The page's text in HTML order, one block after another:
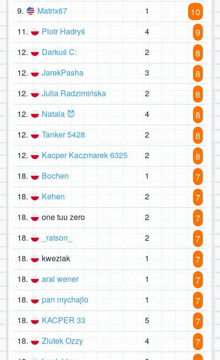
9. Matrix67 1 10
11. Piotr Hadryś 4 9
12. Darkuś C: 2 8
12. JarekPasha 3 8
12. Julia Radzimińska 2 8
12. Natala 😈 4 8
12. Tanker 5428 2 8
12. Kacper Kaczmarek 6325 2 8
18. Bochen 1 7
18. Kehen 2 7
18. one tuu zero 2 7
18. _ratson_ 2 7
18. kweziak 1 7
18. aral wener 1 7
18. pan mychajlo 1 7
18. KACPER 33 5 7
18. Ziutek Ozzy 4 7